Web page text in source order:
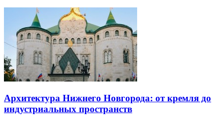
Архитектура Нижнего Новгорода: от кремля до
индустриальных пространств